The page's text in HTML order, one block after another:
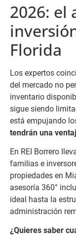
2026: el
Florida
Los expertos
del mercado no
inventario
sigue siendo
está empujando
tendrán una
En REI Borrero
familias e
propiedades en
asesoría 360°
ideal hasta la
administración
¿Quieres saber